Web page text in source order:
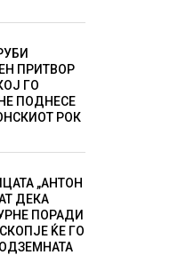
ПРИТВОР
ГО
ПОДНЕСЕ
РОК
„АНТОН
ДЕКА
ПОРАДИ
ЌЕ ГО